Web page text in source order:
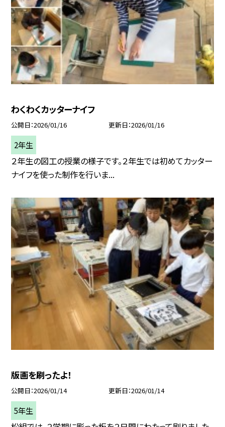
わくわくカッターナイフ
公開日 2026/01/16 更新日 2026/01/16
2年生
２年生の図工の授業の様子です。２年生では初めてカッター
ナイフを使った制作を行いま...
版画を刷ったよ！
公開日 2026/01/14 更新日 2026/01/14
5年生